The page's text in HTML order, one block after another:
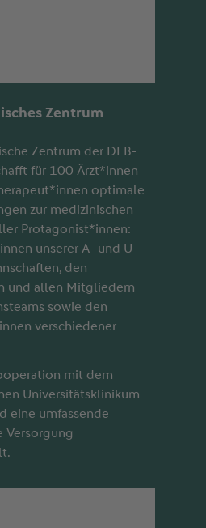
Zentrum
Zentrum der DFB-
für 100 Ärzt*innen
optimale
zur medizinischen
Protagonist*innen:
unserer A- und U-
den
und allen Mitgliedern
sowie den
verschiedener
mit dem
Universitätsklinikum
eine umfassende
Versorgung